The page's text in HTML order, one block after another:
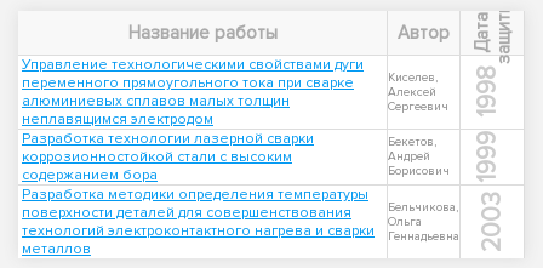
Название работы Автор Д
а
т
а
з
а
щ
и
т ы
Управление технологическими свойствами дуги
переменного прямоугольного тока при сварке
алюминиевых сплавов малых толщин
неплавящимся электродом
Киселев,
Алексей
Сергеевич
1998
Разработка технологии лазерной сварки
коррозионностойкой стали с высоким
содержанием бора
Бекетов,
Андрей
Борисович
1999
Разработка методики определения температуры
поверхности деталей для совершенствования
технологий электроконтактного нагрева и сварки
металлов
Бельчикова,
Ольга
Геннадьевна
2003